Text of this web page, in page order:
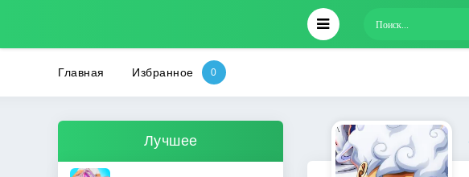
Главная Избранное
Лучшее